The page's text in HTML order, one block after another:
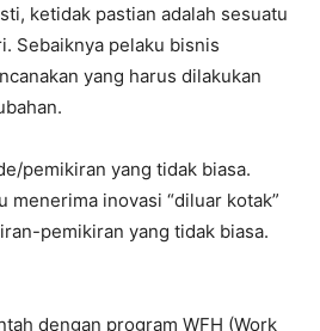
ketidak pastian adalah sesuatu
Sebaiknya pelaku bisnis
yang harus dilakukan
pemikiran yang tidak biasa.
menerima inovasi “diluar kotak”
pemikiran yang tidak biasa.
dengan program WFH (Work